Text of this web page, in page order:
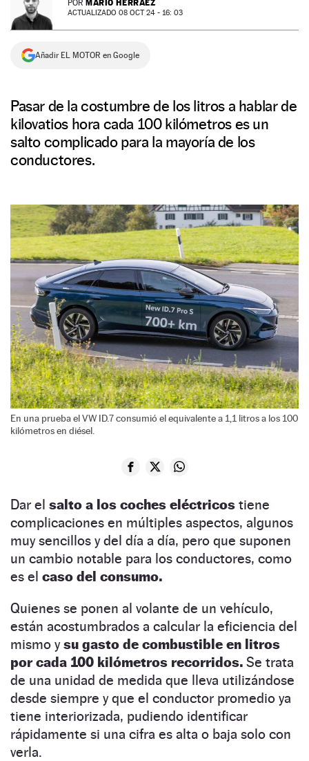
NEWSLETTER
SÍGUENOS
POR MARIO HERRÁEZ
ACTUALIZADO 08 OCT 24 - 16: 03
Añadir EL MOTOR en Google
Pasar de la costumbre de los litros a hablar de
kilovatios hora cada 100 kilómetros es un
salto complicado para la mayoría de los
conductores.
En una prueba el VW ID.7 consumió el equivalente a 1,1 litros a los 100
kilómetros en diésel.
Dar el salto a los coches eléctricos tiene
complicaciones en múltiples aspectos, algunos
muy sencillos y del día a día, pero que suponen
un cambio notable para los conductores, como
es el caso del consumo.
Quienes se ponen al volante de un vehículo,
están acostumbrados a calcular la eficiencia del
mismo ysu gasto de combustible en litros
por cada 100 kilómetros recorridos. Se trata
de una unidad de medida que lleva utilizándose
desde siempre y que el conductor promedio ya
tiene interiorizada, pudiendo identificar
rápidamente si una cifra es alta o baja solo con
verla.